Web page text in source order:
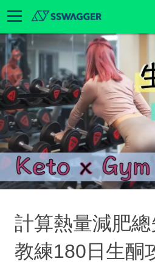
計算熱量減肥
教練180日生酮